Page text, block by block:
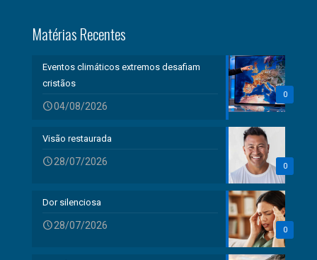
Matérias Recentes
0
Eventos climáticos extremos desafiam
cristãos
04/08/2026
0
Visão restaurada
28/07/2026
0
Dor silenciosa
28/07/2026